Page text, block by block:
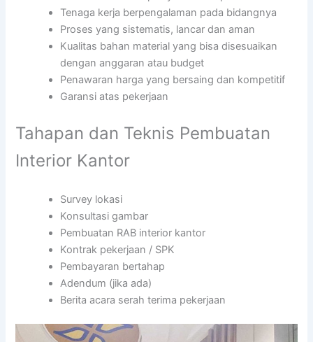
Tenaga kerja berpengalaman pada bidangnya
Proses yang sistematis, lancar dan aman
Kualitas bahan material yang bisa disesuaikan
dengan anggaran atau budget
Penawaran harga yang bersaing dan kompetitif
Garansi atas pekerjaan
Tahapan dan Teknis Pembuatan
Interior Kantor
Survey lokasi
Konsultasi gambar
Pembuatan RAB interior kantor
Kontrak pekerjaan / SPK
Pembayaran bertahap
Adendum (jika ada)
Berita acara serah terima pekerjaan